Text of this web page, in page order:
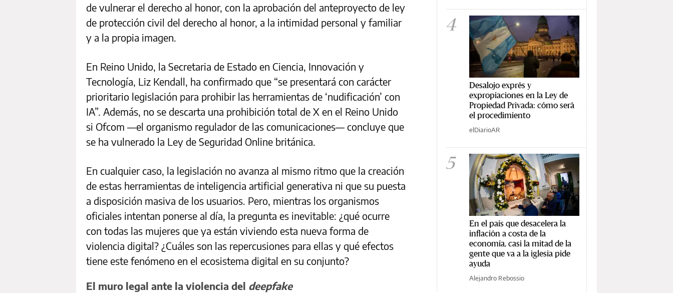
de vulnerar el derecho al honor, con la aprobación del anteproyecto de ley
de protección civil del derecho al honor, a la intimidad personal y familiar
y a la propia imagen.
En Reino Unido, la Secretaria de Estado en Ciencia, Innovación y
Tecnología, Liz Kendall, ha confirmado que “se presentará con carácter
prioritario legislación para prohibir las herramientas de ‘nudificación’ con
IA”. Además, no se descarta una prohibición total de X en el Reino Unido
si Ofcom —el organismo regulador de las comunicaciones— concluye que
se ha vulnerado la Ley de Seguridad Online británica.
En cualquier caso, la legislación no avanza al mismo ritmo que la creación
de estas herramientas de inteligencia artificial generativa ni que su puesta
a disposición masiva de los usuarios. Pero, mientras los organismos
oficiales intentan ponerse al día, la pregunta es inevitable: ¿qué ocurre
con todas las mujeres que ya están viviendo esta nueva forma de
violencia digital? ¿Cuáles son las repercusiones para ellas y qué efectos
tiene este fenómeno en el ecosistema digital en su conjunto?
El muro legal ante la violencia del deepfake
4
Desalojo exprés y
expropiaciones en la Ley de
Propiedad Privada: cómo será
el procedimiento
elDiarioAR
5
En el país que desacelera la
inflación a costa de la
economía, casi la mitad de la
gente que va a la iglesia pide
ayuda
Alejandro Rebossio